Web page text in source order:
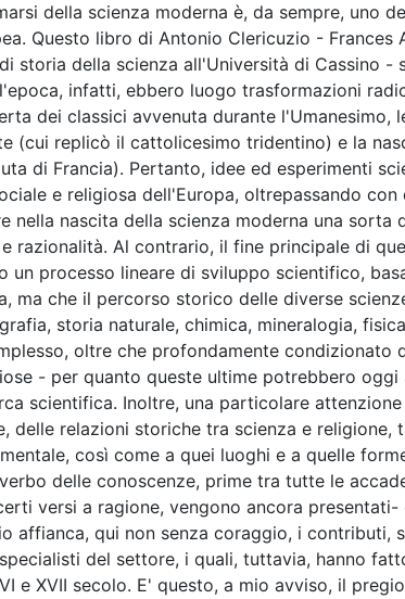
della scienza moderna è, da sempre, uno
Questo libro di Antonio Clericuzio - Frances
storia della scienza all'Università di Cassino
infatti, ebbero luogo trasformazioni
dei classici avvenuta durante l'Umanesimo,
(cui replicò il cattolicesimo tridentino) e la
di Francia). Pertanto, idee ed esperimenti
e religiosa dell'Europa, oltrepassando
nella nascita della scienza moderna una
razionalità. Al contrario, il fine principale di
un processo lineare di sviluppo scientifico,
ma che il percorso storico delle diverse
storia naturale, chimica, mineralogia,
oltre che profondamente condizionato
- per quanto queste ultime potrebbero
scientifica. Inoltre, una particolare
delle relazioni storiche tra scienza e
così come a quei luoghi e a quelle
delle conoscenze, prime tra tutte le
versi a ragione, vengono ancora
affianca, qui non senza coraggio, i contributi,
del settore, i quali, tuttavia, hanno
e XVII secolo. E' questo, a mio avviso, il